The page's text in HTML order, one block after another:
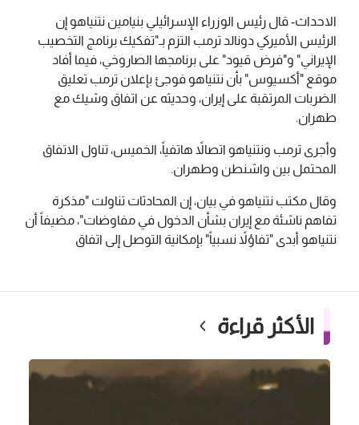
الاحداث- قال رئيس الوزراء الإسرائيلي بنيامين نتنياهو إن
الرئيس الأميركي دونالد ترمب التزم بـ"تفكيك برنامج التخصيب
الإيراني" و"فرض قيود" على برنامجها الصاروخي، فيما أفاد
موقع "أكسيوس" بأن نتنياهو فوجئ بإعلان ترمب تعليق
الضربات المرتقبة على إيران، وحديثه عن اتفاق وشيك مع
طهران.
وأجرى ترمب ونتنياهو اتصالاً هاتفياً، الخميس، تناول الاتفاق
المحتمل بين واشنطن وطهران.
وقال مكتب نتنياهو في بيان، إن المحادثات تناولت "مذكرة
تفاهم ناشئة مع إيران بشأن الدخول في مفاوضات"، مضيفاً أن
نتنياهو أبدى "تفاؤلاً نسبياً" بإمكانية التوصل إلى اتفاق
الأكثر قراءة